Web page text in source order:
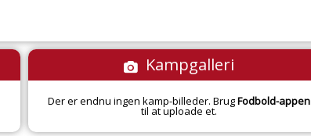
Kampgalleri
Der er endnu ingen kamp-billeder. BrugFodbold-appen
til at uploade et.